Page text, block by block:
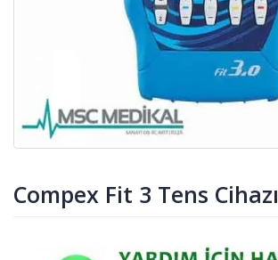
Compex Fit 3 Tens Cihazı